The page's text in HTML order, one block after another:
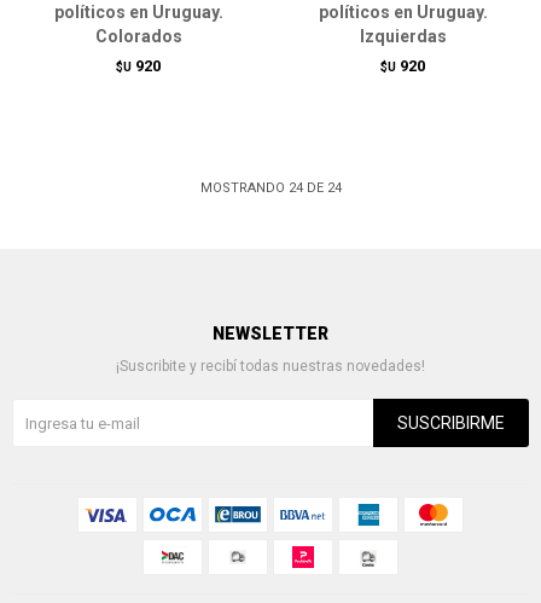
políticos en Uruguay.
Colorados
$U 920
políticos en Uruguay.
Izquierdas
$U 920
MOSTRANDO 24DE 24
NEWSLETTER
¡Suscribite y recibí todas nuestras novedades!
SUSCRIBIRME